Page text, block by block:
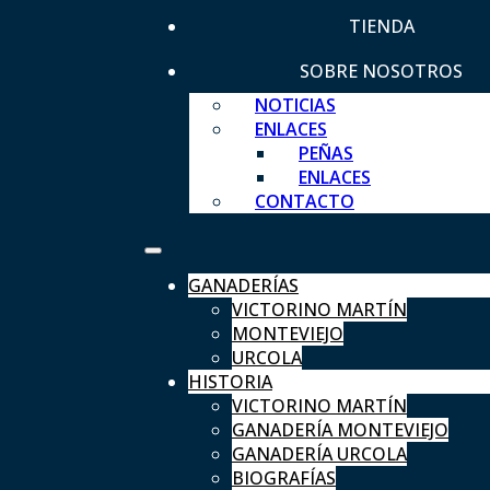
TIENDA
SOBRE NOSOTROS
NOTICIAS
ENLACES
PEÑAS
ENLACES
CONTACTO
GANADERÍAS
VICTORINO MARTÍN
MONTEVIEJO
URCOLA
HISTORIA
VICTORINO MARTÍN
GANADERÍA MONTEVIEJO
GANADERÍA URCOLA
BIOGRAFÍAS